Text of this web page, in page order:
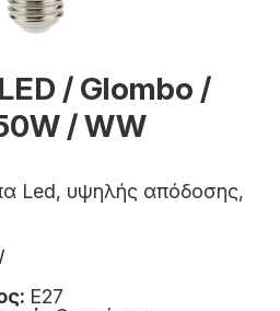
/ Glombo /
/ WW
Led, υψηλής απόδοσης,
E27